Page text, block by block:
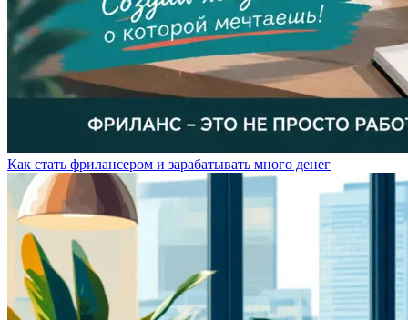
Как стать фрилансером и зарабатывать много денег